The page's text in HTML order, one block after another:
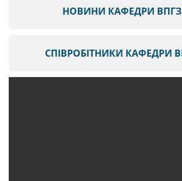
НОВИНИ КАФЕДРИ ВПГЗ
СПІВРОБІТНИКИ КАФЕДРИ